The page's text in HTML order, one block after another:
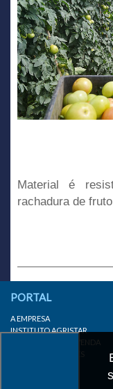
Material é
rachadura de
PORTAL
A EMPRESA
INSTITUTO AGRISTAR
DISTRIBUIDOR/REVENDA
LINKS IMPORTANTES